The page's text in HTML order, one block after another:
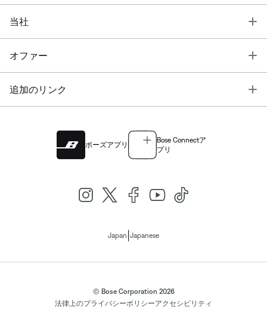
当社
オファー
追加のリンク
ボーズアプリ
Bose Connectア
プリ
Japan Japanese
© Bose Corporation 2026
法律上のプライバシーポリシーアクセシビリティ